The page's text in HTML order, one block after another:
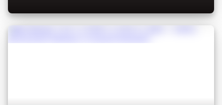
ciepłymi kolorami, które nadają paczce zasobów
przyjemną atmosferę.